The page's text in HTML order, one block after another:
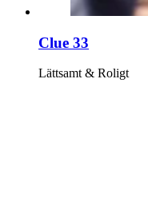
Clue 33
Lättsamt & Roligt